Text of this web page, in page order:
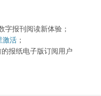
字报刊阅读新体验；
激活 ；
的报纸电子版订阅用户